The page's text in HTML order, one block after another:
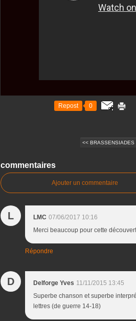
Repost 0
<< BRASSENSIADES
commentaires
Ajouter un commentaire
L LMC 07/06/2017 10:16
Merci beaucoup pour cette
Répondre
D Delforge Yves 11/11/2015 13:45
Superbe chanson et superbe
lettres (de guerre 14-18)